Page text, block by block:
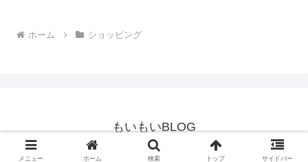
ホーム ショッピング
もいもいBLOG
© 2018 もいもいBLOG.
メニュー ホーム 検索 トップ サイドバー